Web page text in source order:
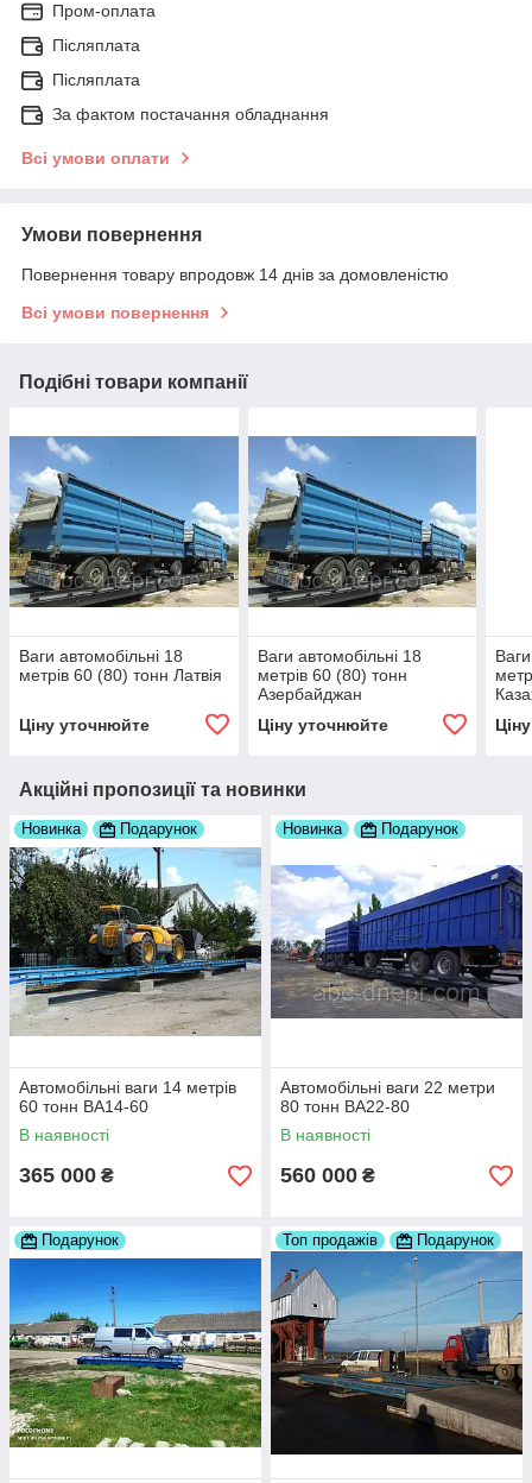
Пром-оплата
Післяплата
Післяплата
За фактом постачання обладнання
Всі умови оплати
Умови повернення
Повернення товару впродовж 14 днів за домовленістю
Всі умови повернення
Подібні товари компанії
Ваги автомобільні 18
метрів 60 (80) тонн Латвія
Ціну уточнюйте
Ваги автомобільні 18
метрів 60 (80) тонн
Азербайджан
Ціну уточнюйте
Акційні пропозиції та новинки
Новинка Подарунок
Автомобільні ваги 14 метрів
60 тонн ВА14-60
В наявності
365 000 ₴
Новинка Подарунок
Автомобільні ваги 22 метри
80 тонн ВА22-80
В наявності
560 000 ₴
Подарунок Топ продажів Подарунок